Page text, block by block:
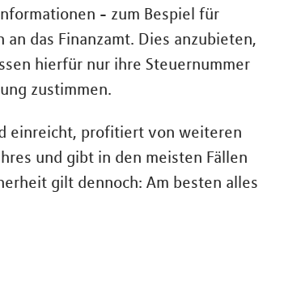
- zum Bespiel für
das Finanzamt. Dies anzubieten,
hierfür nur ihre Steuernummer
zustimmen.
einreicht, profitiert von weiteren
und gibt in den meisten Fällen
gilt dennoch: Am besten alles